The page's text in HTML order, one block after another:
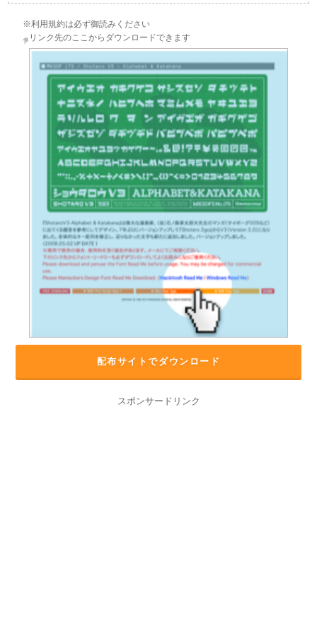
※利用規約は必ず御読みください
リンク先のここからダウンロードできます
配布サイトでダウンロード
スポンサードリンク